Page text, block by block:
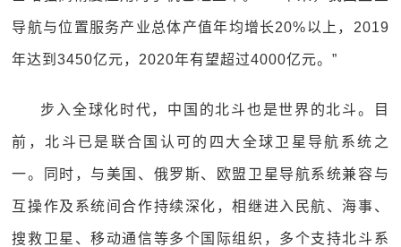
导航与位置服务产业总体产值年均增长20%以上，2019
年达到3450亿元，2020年有望超过4000亿元。”
步入全球化时代，中国的北斗也是世界的北斗。目
前，北斗已是联合国认可的四大全球卫星导航系统之
一。同时，与美国、俄罗斯、欧盟卫星导航系统兼容与
互操作及系统间合作持续深化，相继进入民航、海事、
搜救卫星、移动通信等多个国际组织，多个支持北斗系